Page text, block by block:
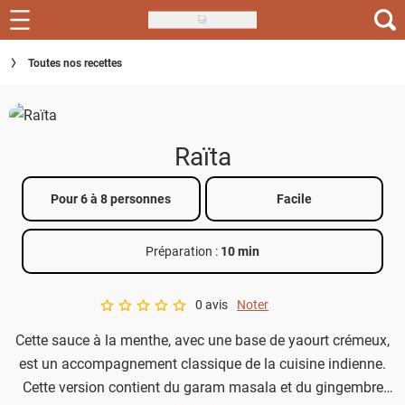
Skip
to
main
Recettes
Inspirations
Menu de la semaine
Actus
Téléchargez l'app Saveurs Recettes
Guide d'achat
Toutes nos recettes
Raïta
Pour 6 à 8 personnes Facile
Préparation : 10 min
A star rating of 0 out of 5.
0 avis Noter
Cette sauce à la menthe, avec une base de yaourt crémeux,
est un accompagnement classique de la cuisine indienne.
Cette version contient du garam masala et du gingembre